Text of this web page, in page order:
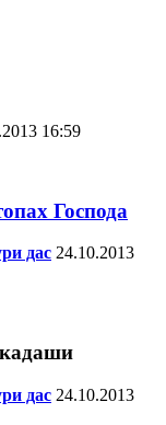
16:59
Господа
дас 24.10.2013
дас 24.10.2013